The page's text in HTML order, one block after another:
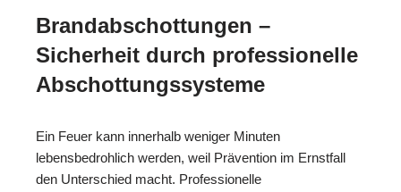
Brandabschottungen –
Sicherheit durch professionelle
Abschottungssysteme
Ein Feuer kann innerhalb weniger Minuten
lebensbedrohlich werden, weil Prävention im Ernstfall
den Unterschied macht. Professionelle